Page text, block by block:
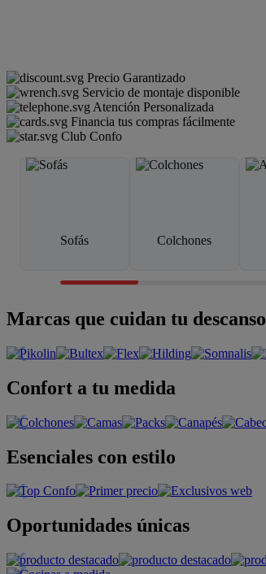
Precio Garantizado
Servicio de montaje disponible
Atención Personalizada
Financia tus compras fácilmente
Club Confo
Sofás Colchones
Marcas que cuidan tu descanso
Confort a tu medida
Esenciales con estilo
Oportunidades únicas